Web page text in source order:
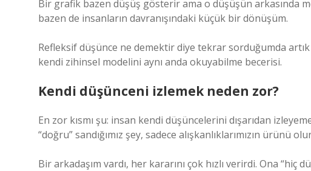
Bir grafik bazen düşüş gösterir ama o düşüşün arkasında
bazen de insanların davranışındaki küçük bir dönüşüm.
Refleksif düşünce ne demektir diye tekrar sorduğumda artık
kendi zihinsel modelini aynı anda okuyabilme becerisi.
Kendi düşünceni izlemek neden zor?
En zor kısmı şu: insan kendi düşüncelerini dışarıdan
“doğru” sandığımız şey, sadece alışkanlıklarımızın ürünü
Bir arkadaşım vardı, her kararını çok hızlı verirdi. Ona